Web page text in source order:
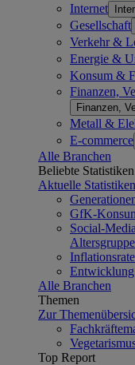
Internet
Gesellschaft
Verkehr &
Energie &
Konsum &
Finanzen,
Finanzen,
Metall &
E-commerce
Alle Branchen
Beliebte Statistiken
Aktuelle Statistiken
GfK-
Social-
Entwicklung
Alle Branchen
Themen
Zur
Top Report